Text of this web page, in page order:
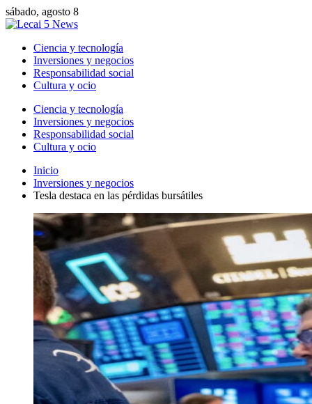
sábado, agosto 8
Ciencia y tecnología
Inversiones y negocios
Responsabilidad social
Cultura y ocio
Ciencia y tecnología
Inversiones y negocios
Responsabilidad social
Cultura y ocio
Inicio
Inversiones y negocios
Tesla destaca en las pérdidas bursátiles